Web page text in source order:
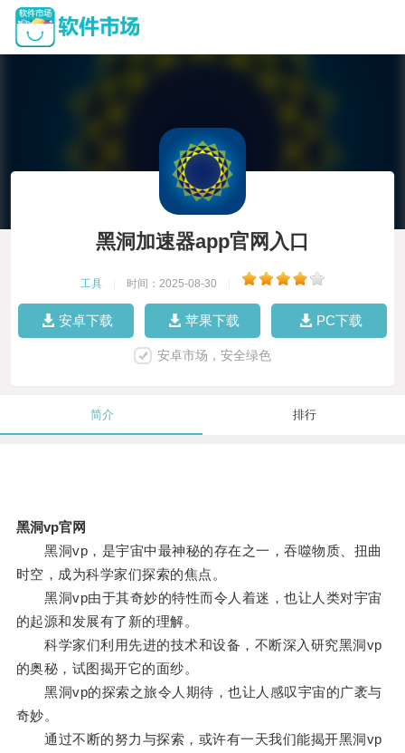
黑洞加速器app官网入口
工具 时间：2025-08-30
安卓下载 苹果下载 PC下载
安卓市场，安全绿色
简介 排行
黑洞vp官网
黑洞vp，是宇宙中最神秘的存在之一，吞噬物质、扭曲
时空，成为科学家们探索的焦点。
黑洞vp由于其奇妙的特性而令人着迷，也让人类对宇宙
的起源和发展有了新的理解。
科学家们利用先进的技术和设备，不断深入研究黑洞vp
的奥秘，试图揭开它的面纱。
黑洞vp的探索之旅令人期待，也让人感叹宇宙的广袤与
奇妙。
通过不断的努力与探索，或许有一天我们能揭开黑洞vp